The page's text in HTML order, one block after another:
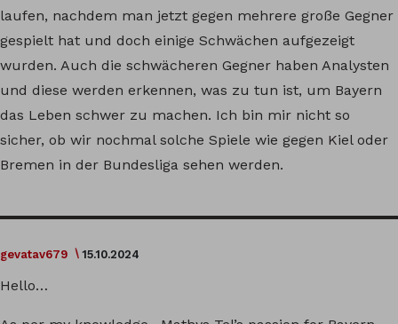
laufen, nachdem man jetzt gegen mehrere große Gegner
gespielt hat und doch einige Schwächen aufgezeigt
wurden. Auch die schwächeren Gegner haben Analysten
und diese werden erkennen, was zu tun ist, um Bayern
das Leben schwer zu machen. Ich bin mir nicht so
sicher, ob wir nochmal solche Spiele wie gegen Kiel oder
Bremen in der Bundesliga sehen werden.
gevatav679 15.10.2024
Hello…